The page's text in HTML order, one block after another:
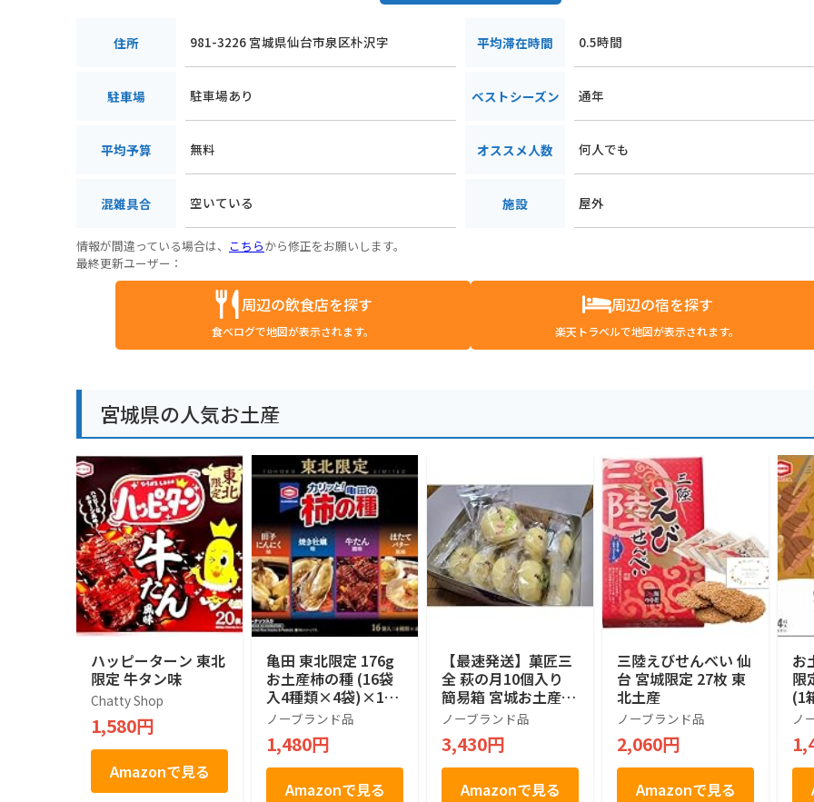
住所 981-3226 宮城県仙台市泉区朴沢字 平均滞在時間 0.5時間
駐車場 駐車場あり ベストシーズン 通年
平均予算 無料 オススメ人数 何人でも
混雑具合 空いている 施設 屋外
情報が間違っている場合は、 こちらから修正をお願いします。
最終更新ユーザー：
周辺の飲食店を探す
食べログで地図が表示されます。
周辺の宿を探す
楽天トラベルで地図が表示されます。
宮城県の人気お土産
ハッピーターン 東北
限定 牛タン味
Chatty Shop
1,580円
Amazonで見る
亀田 東北限定 176g
お土産柿の種 (16袋
入4種類×4袋)×1箱
田子にんにく味 いか
焼き醤油マヨネーズ
風味 ほたてバター
牛たん風味
ノーブランド品
1,480円
Amazonで見る
【最速発送】菓匠三
全 萩の月10個入り
簡易箱 宮城お土産
仙台銘菓
ノーブランド品
3,430円
Amazonで見る
三陸えびせんべい 仙
台 宮城限定 27枚 東
北土産
ノーブランド品
2,060円
Amazonで見る
お
限
(1
風
ノ